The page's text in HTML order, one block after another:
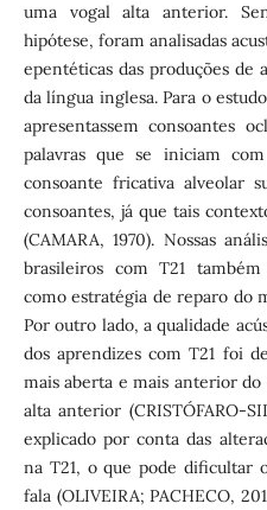
uma vogal alta anterior.
hipótese, foram analisadas
epentéticas das produções de
da língua inglesa. Para o
apresentassem consoantes
palavras que se iniciam
consoante fricativa alveolar
consoantes, já que tais
(CAMARA, 1970). Nossas
brasileiros com T21
como estratégia de reparo do
Por outro lado, a qualidade
dos aprendizes com T21 foi
mais aberta e mais anterior
alta anterior (CRISTÓFARO-
explicado por conta das
na T21, o que pode dificultar
fala (OLIVEIRA; PACHECO,